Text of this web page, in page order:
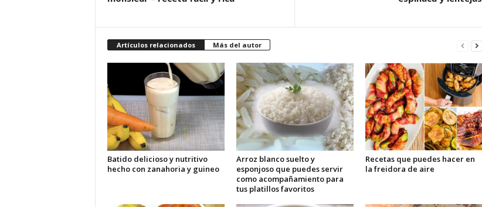
Artículos relacionados Más del autor
Batido delicioso y nutritivo
hecho con zanahoria y guineo
Arroz blanco suelto y
esponjoso que puedes servir
como acompañamiento para
tus platillos favoritos
Recetas que puedes hacer en
la freidora de aire